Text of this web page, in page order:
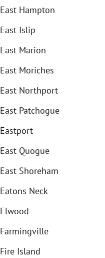
East Hampton
East Islip
East Marion
East Moriches
East Northport
East Patchogue
Eastport
East Quogue
East Shoreham
Eatons Neck
Elwood
Farmingville
Fire Island